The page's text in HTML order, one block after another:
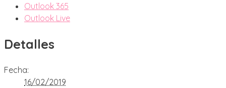
Outlook 365
Outlook Live
Detalles
Fecha:
16/02/2019